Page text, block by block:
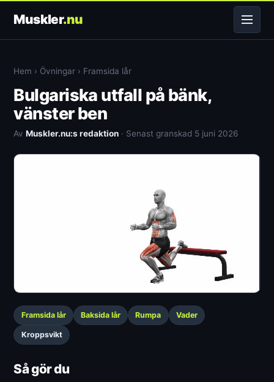
Muskler.nu
Hem › Övningar › Framsida lår
Bulgariska utfall på bänk,
vänster ben
AvMuskler.nu:s redaktion · Senast granskad 5 juni 2026
Framsida lår Baksida lår Rumpa Vader
Kroppsvikt
Så gör du